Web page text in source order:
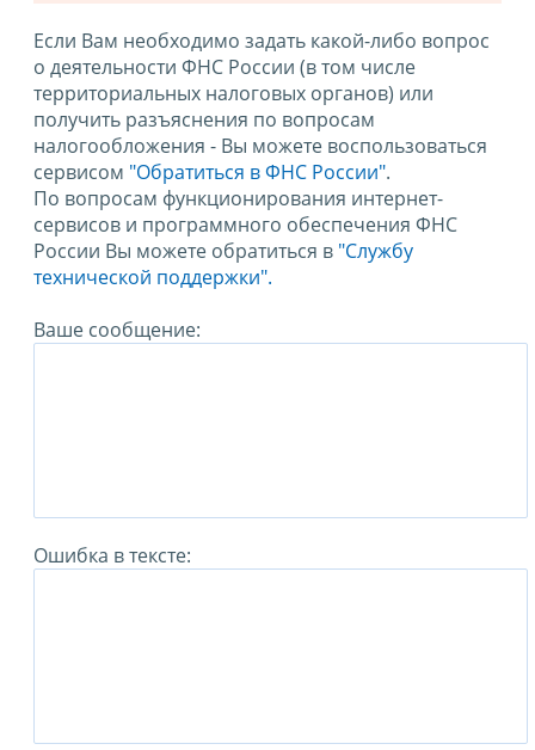
Если Вам необходимо задать какой-либо вопрос
о деятельности ФНС России (в том числе
территориальных налоговых органов) или
получить разъяснения по вопросам
налогообложения - Вы можете воспользоваться
сервисом "Обратиться в ФНС России".
По вопросам функционирования интернет-
сервисов и программного обеспечения ФНС
России Вы можете обратиться в "Службу
технической поддержки".
Ваше сообщение:
Ошибка в тексте: